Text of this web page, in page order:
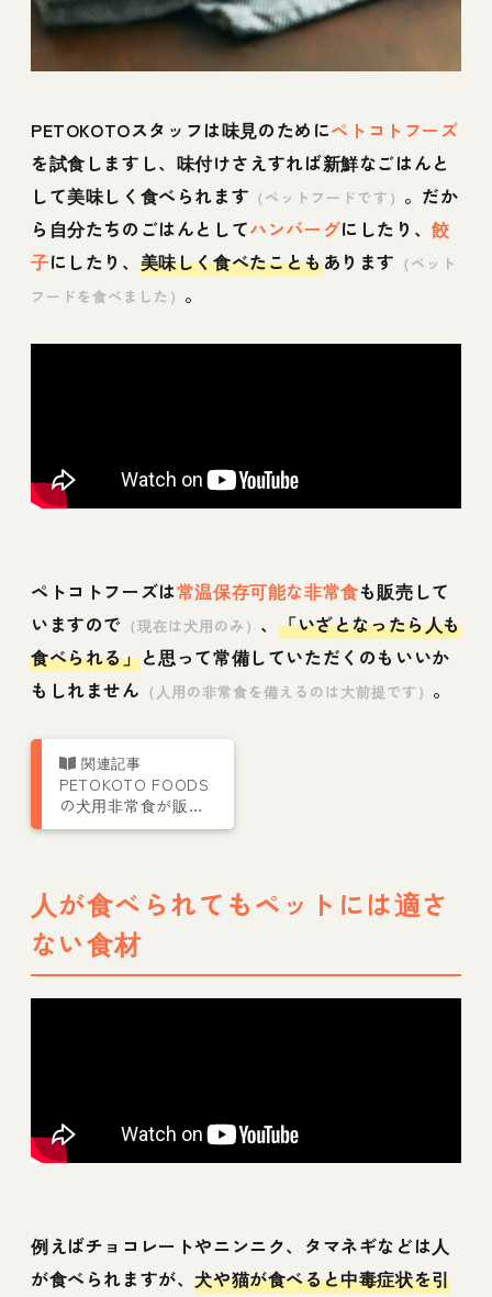
PETOKOTOスタッフは味見のためにペトコトフーズ
を試食しますし、味付けさえすれば新鮮なごはんと
して美味しく食べられます （ペットフードです） 。だか
ら自分たちのごはんとしてハンバーグにしたり、餃
子にしたり、 美味しく食べたこともあります （ペット
フードを食べました） 。
ペトコトフーズは常温保存可能な非常食も販売して
いますので （現在は犬用のみ） 、 「いざとなったら人も
食べられる」と思って常備していただくのもいいか
もしれません （人用の非常食を備えるのは大前提です） 。
PETOKOTO FOODS
の犬用非常食が販売
開始！フレッシュタ
人が食べられてもペットには適さ
ない食材
例えばチョコレートやニンニク、タマネギなどは人
が食べられますが、犬や猫が食べると中毒症状を引